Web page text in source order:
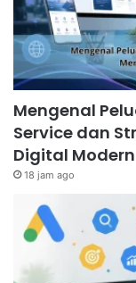
Mengenal
Service dan
Digital Modern
18 jam ago